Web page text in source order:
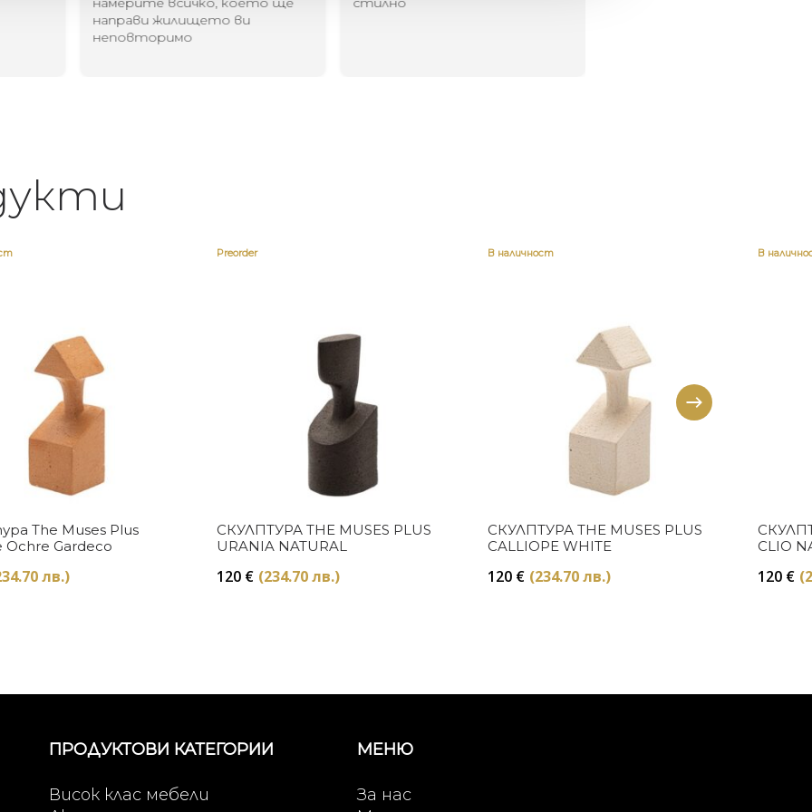
направи жилището ви
неповторимо
Купи
The Muses Plus
Ochre Gardeco
лв.)
Preorder
Купи
СКУЛПТУРА THE MUSES PLUS
URANIA NATURAL
120 € (234.70 лв.)
В наличност
Купи
СКУЛПТУРА THE MUSES PLUS
CALLIOPE WHITE
120 € (234.70 лв.)
В
CLIO
120 €
ПРОДУКТОВИ КАТЕГОРИИ
Висок клас мебели
МЕНЮ
За нас